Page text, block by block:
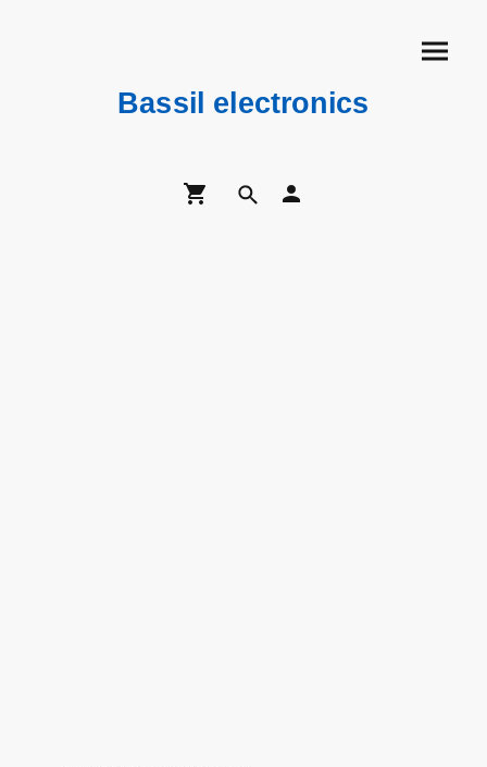
Bassil electronics